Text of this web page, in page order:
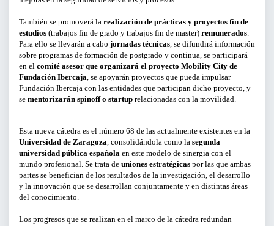
SERVICIOS PARA EMPRESAS
ACTIVIDADES ONLINE
ARTICULOS Y VIDEOS
PERÍODO
Del
También se promoverá la realización de prácticas y proyectos fin de
estudios (trabajos fin de grado y trabajos fin de master) remunerados
Para ello se llevarán a cabo jornadas técnicas , se difundirá información
sobre programas de formación de postgrado y continua, se participará
en el comité asesor que organizará el proyecto Mobility City de
Fundación Ibercaja , se apoyarán proyectos que pueda impulsar
Fundación Ibercaja con las entidades que participan dicho proyecto, y
se mentorizarán spinoff o startup relacionadas con la movilidad.
Esta nueva cátedra es el número 68 de las actualmente existentes en la
Universidad de Zaragoza , consolidándola como la segunda
universidad pública española en este modelo de sinergia con el
mundo profesional. Se trata de uniones estratégicas por las que ambas
partes se benefician de los resultados de la investigación, el desarrollo
y la innovación que se desarrollan conjuntamente y en distintas áreas
del conocimiento.
Los progresos que se realizan en el marco de la cátedra redundan